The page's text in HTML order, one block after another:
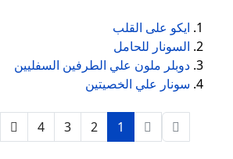
ايكو على القلب
السونار للحامل
دوبلر ملون علي الطرفين السفليين
سونار علي الخصيتين
1
2
3
4